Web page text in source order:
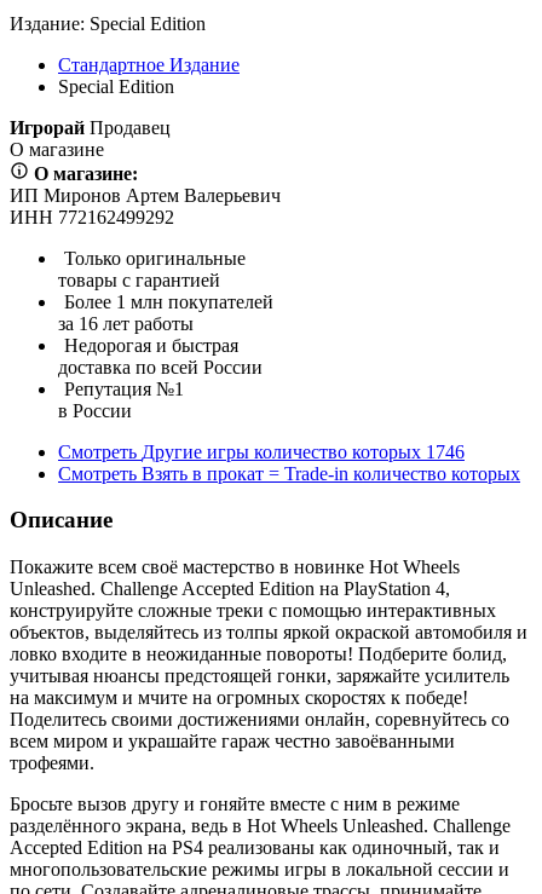
Издание: Special Edition
Стандартное Издание
Special Edition
Игрорай Продавец
О магазине
О магазине:
ИП Миронов Артем Валерьевич
ИНН 772162499292
Только оригинальные
товары с гарантией
Более 1 млн покупателей
за 16 лет работы
Недорогая и быстрая
доставка по всей России
Репутация №1
в России
Смотреть Другие игры количество которых 1746
Смотреть Взять в прокат = Trade-in количество которых
Описание
Покажите всем своё мастерство в новинке Hot Wheels
Unleashed. Challenge Accepted Edition на PlayStation 4,
конструируйте сложные треки с помощью интерактивных
объектов, выделяйтесь из толпы яркой окраской автомобиля и
ловко входите в неожиданные повороты! Подберите болид,
учитывая нюансы предстоящей гонки, заряжайте усилитель
на максимум и мчите на огромных скоростях к победе!
Поделитесь своими достижениями онлайн, соревнуйтесь со
всем миром и украшайте гараж честно завоёванными
трофеями.
Бросьте вызов другу и гоняйте вместе с ним в режиме
разделённого экрана, ведь в Hot Wheels Unleashed. Challenge
Accepted Edition на PS4 реализованы как одиночный, так и
многопользовательские режимы игры в локальной сессии и